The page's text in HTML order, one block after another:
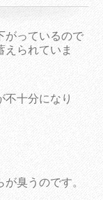
がっているので
られていま
十分になり
臭うのです。